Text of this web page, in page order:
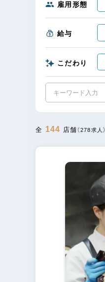
雇用形態
給与
こだわり
全 144 店舗 （278求人）